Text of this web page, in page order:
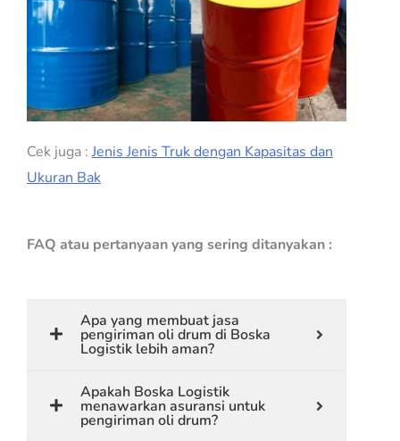
Cek juga : Jenis Jenis Truk dengan Kapasitas dan
Ukuran Bak
FAQ atau pertanyaan yang sering ditanyakan :
Apa yang membuat jasa
pengiriman oli drum di Boska
Logistik lebih aman?
Apakah Boska Logistik
menawarkan asuransi untuk
pengiriman oli drum?